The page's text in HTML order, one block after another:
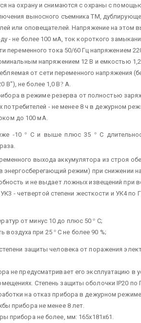
на охрану и снимаются с охраны с
выносного съемника ТМ,
или оповещателей. Напряжение на этом
- не более 100 мА, ток короткого
переменного тока 50/60 Гц напряжением
напряжением 12 В и емкостью 1,2
от сети переменного напряжения
В"), не более 1,0 В?А.
в режиме резерва от полностью
потребителей - не менее 8 ч в дежурном
до 100 мА.
-10° С и выше плюс 35 °С
выхода аккумулятора из строя
энергосберегающий режим) при снижении
и не выдает ложных извещений при
- четвертой степени жесткости и УК4 по
от минус 10 до плюс 50° С;
воздуха при 25 ° С не более 90 %;
защиты человека от поражения
не предусматривает его эксплуатацию в
Степень защиты оболочки IP20 по
на отказ прибора в дежурном режиме
прибора не менее 8 лет.
прибора не более, мм: 165x181x61.